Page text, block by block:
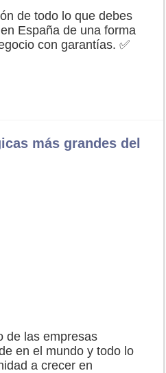
de todo lo que debes
España de una forma
con garantías. ✅
más grandes del
de las empresas
en el mundo y todo lo
a crecer en